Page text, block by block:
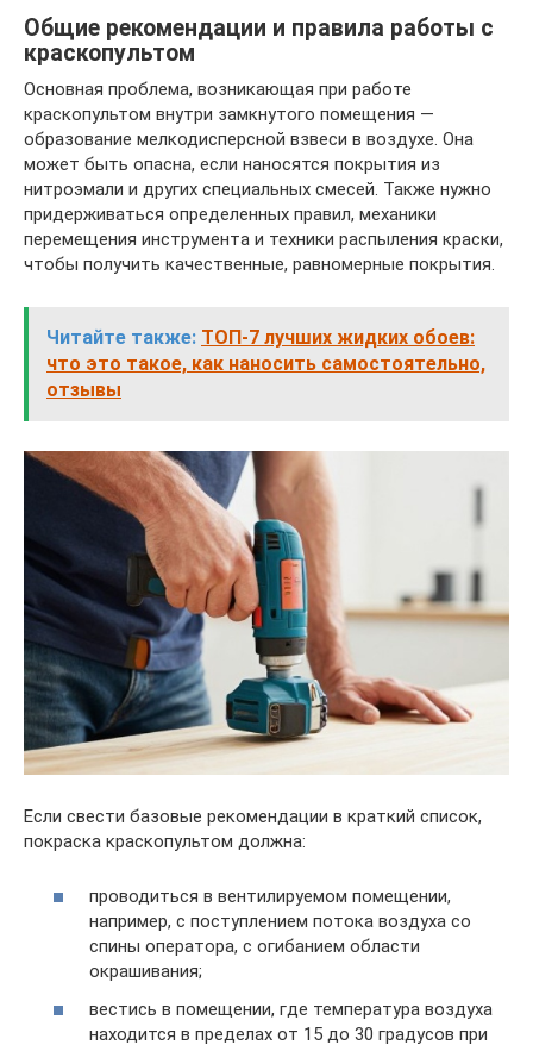
Общие рекомендации и правила работы с
краскопультом
Основная проблема, возникающая при работе
краскопультом внутри замкнутого помещения —
образование мелкодисперсной взвеси в воздухе. Она
может быть опасна, если наносятся покрытия из
нитроэмали и других специальных смесей. Также нужно
придерживаться определенных правил, механики
перемещения инструмента и техники распыления краски,
чтобы получить качественные, равномерные покрытия.
Читайте также: ТОП-7 лучших жидких обоев:
что это такое, как наносить самостоятельно,
отзывы
Если свести базовые рекомендации в краткий список,
покраска краскопультом должна:
проводиться в вентилируемом помещении,
например, с поступлением потока воздуха со
спины оператора, с огибанием области
окрашивания;
вестись в помещении, где температура воздуха
находится в пределах от 15 до 30 градусов при